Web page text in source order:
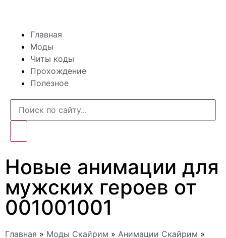
Главная
Моды
Читы коды
Прохождение
Полезное
Новые анимации для
мужских героев от
001001001
Главная » Моды Скайрим » Анимации Скайрим »